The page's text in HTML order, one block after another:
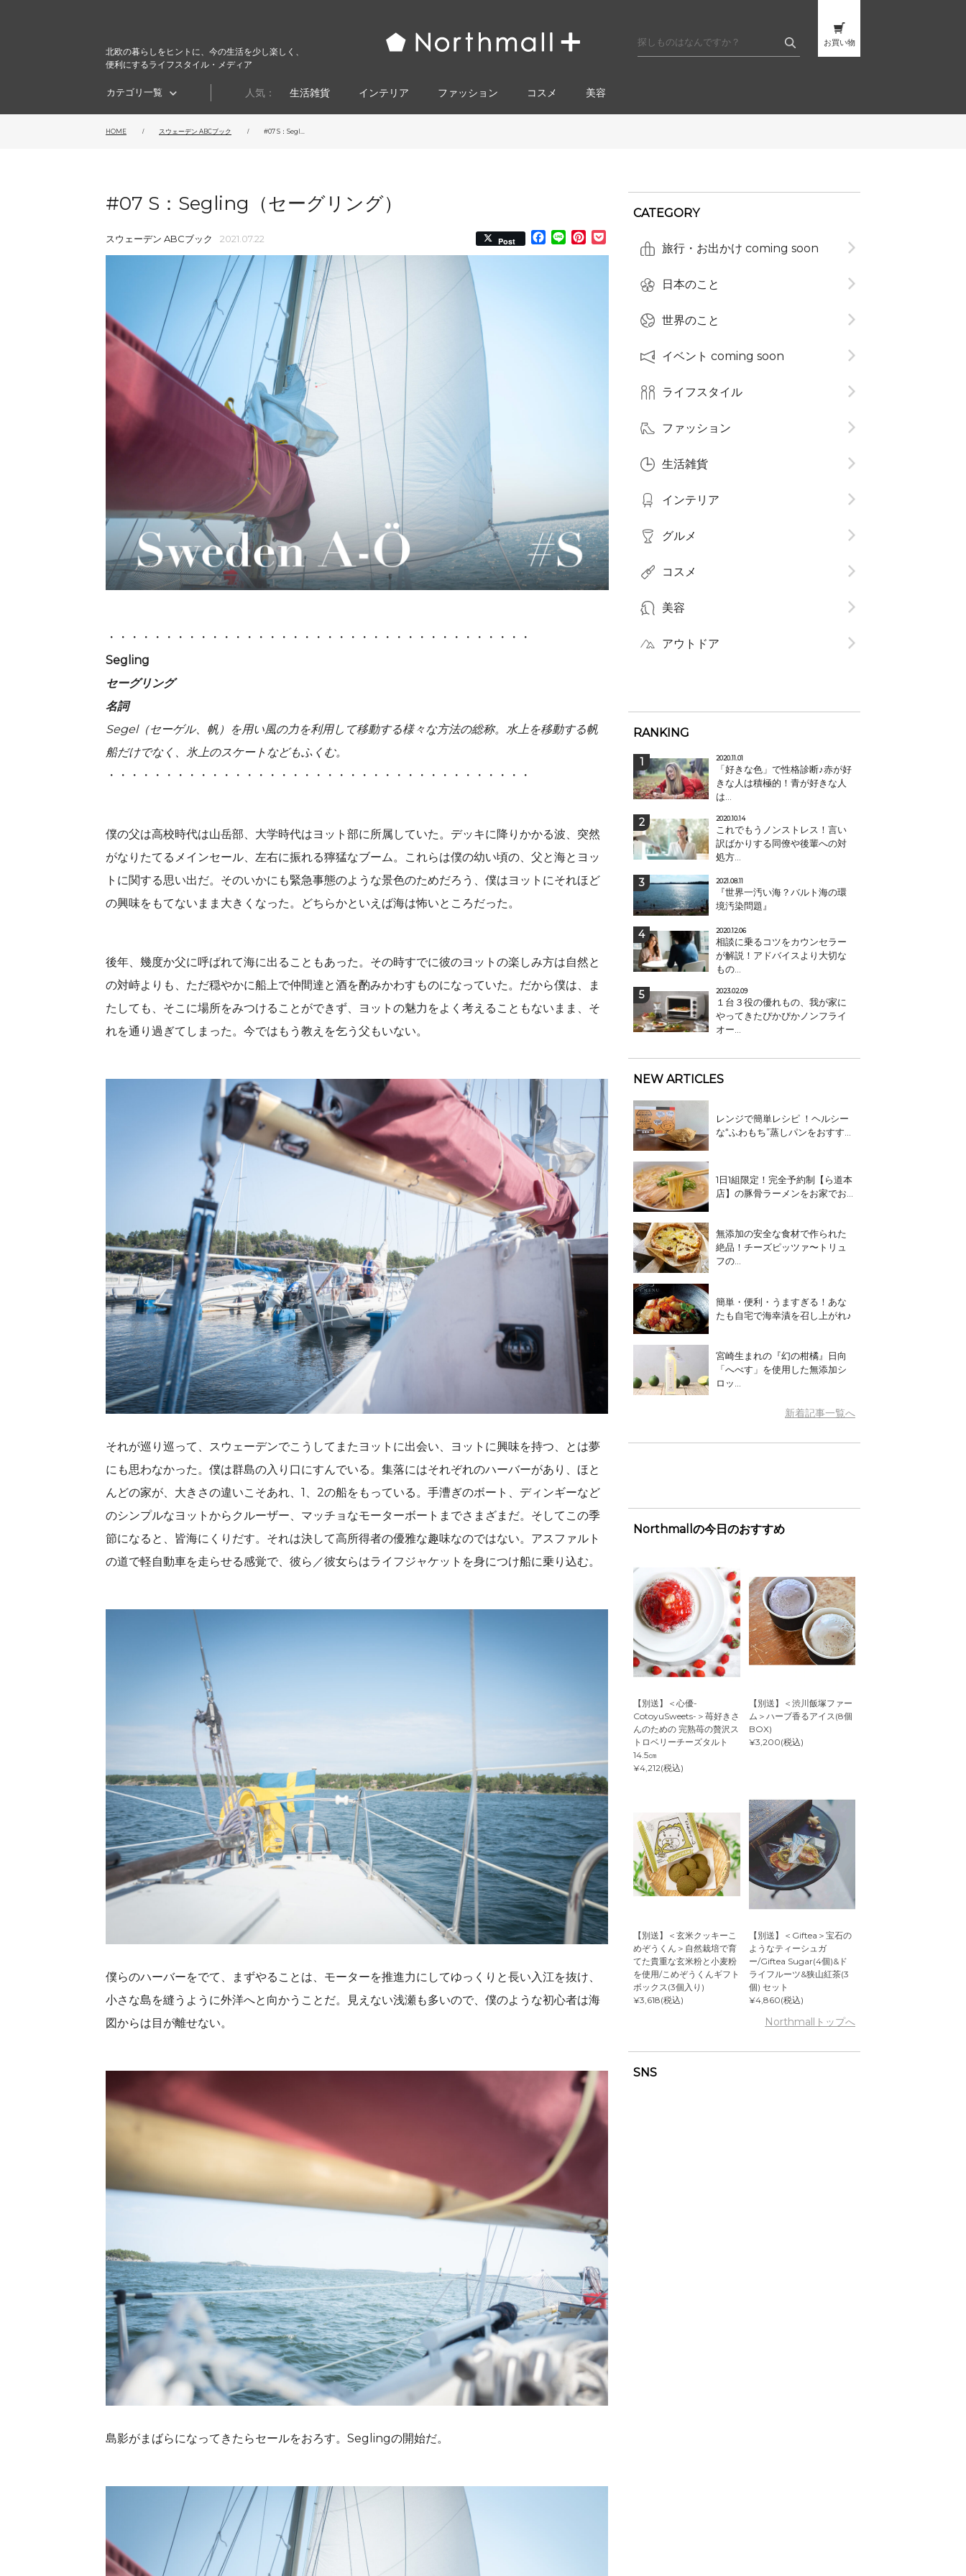
北欧の暮らしをヒントに、今の生活を少し楽しく、
便利にするライフスタイル・メディア
お買い物
カテゴリ一覧 人気： 生活雑貨 インテリア ファッション コスメ​ 美容
HOME スウェーデン ABCブック #07 S：Segl...
#07 S：Segling（セーグリング）
スウェーデン ABCブック 2021.07.22 Post Facebook
Line Pinterest
・・・・・・・・・・・・・・・・・・・・・・・・・・・・・・・・・・・・・
Segling
セーグリング
名詞
Segel（セーゲル、帆）を用い風の力を利用して移動する様々な方法の総称。水上を移動する帆
船だけでなく、氷上のスケートなどもふくむ。
・・・・・・・・・・・・・・・・・・・・・・・・・・・・・・・・・・・・・
僕の父は高校時代は山岳部、大学時代はヨット部に所属していた。デッキに降りかかる波、突然
がなりたてるメインセール、左右に振れる獰猛なブーム。これらは僕の幼い頃の、父と海とヨッ
トに関する思い出だ。そのいかにも緊急事態のような景色のためだろう、僕はヨットにそれほど
の興味をもてないまま大きくなった。どちらかといえば海は怖いところだった。
後年、幾度か父に呼ばれて海に出ることもあった。その時すでに彼のヨットの楽しみ方は自然と
の対峙よりも、ただ穏やかに船上で仲間達と酒を酌みかわすものになっていた。だから僕は、ま
たしても、そこに場所をみつけることができず、ヨットの魅力をよく考えることもないまま、そ
れを通り過ぎてしまった。今ではもう教えを乞う父もいない。
それが巡り巡って、スウェーデンでこうしてまたヨットに出会い、ヨットに興味を持つ、とは夢
にも思わなかった。僕は群島の入り口にすんでいる。集落にはそれぞれのハーバーがあり、ほと
んどの家が、大きさの違いこそあれ、1、2の船をもっている。手漕ぎのボート、ディンギーなど
のシンプルなヨットからクルーザー、マッチョなモーターボートまでさまざまだ。そしてこの季
節になると、皆海にくりだす。それは決して高所得者の優雅な趣味なのではない。アスファルト
の道で軽自動車を走らせる感覚で、彼ら／彼女らはライフジャケットを身につけ船に乗り込む。
僕らのハーバーをでて、まずやることは、モーターを推進力にしてゆっくりと長い入江を抜け、
小さな島を縫うように外洋へと向かうことだ。見えない浅瀬も多いので、僕のような初心者は海
図からは目が離せない。
島影がまばらになってきたらセールをおろす。Seglingの開始だ。
CATEGORY
旅行・お出かけ coming soon
日本のこと
世界のこと
イベント coming soon
ライフスタイル
ファッション
生活雑貨
インテリア
グルメ
コスメ​
美容
アウトドア
RANKING
2020.11.01
「好きな色」で性格診断♪赤が好
きな人は積極的！青が好きな人
は...
2020.10.14
これでもうノンストレス！言い
訳ばかりする同僚や後輩への対
処方...
2021.08.11
『世界一汚い海？バルト海の環
境汚染問題』
2020.12.06
相談に乗るコツをカウンセラー
が解説！アドバイスより大切な
もの...
2023.02.09
１台３役の優れもの、我が家に
やってきたぴかぴかノンフライ
オー...
NEW ARTICLES
レンジで簡単レシピ ！ヘルシー
な“ふわもち”蒸しパンをおすす...
1日1組限定！完全予約制【ら道本
店】の豚骨ラーメンをお家でお...
無添加の安全な食材で作られた
絶品！チーズピッツァ〜トリュ
フの...
簡単・便利・うますぎる！あな
たも自宅で海幸漬を召し上がれ♪
宮崎生まれの『幻の柑橘』日向
「へべす」を使用した無添加シ
ロッ...
新着記事一覧へ
Northmallの今日のおすすめ
【別送】＜心優-
CotoyuSweets-＞苺好きさ
んのための 完熟苺の贅沢ス
トロベリーチーズタルト
14.5㎝
¥4,212(税込)
【別送】＜渋川飯塚ファー
ム＞ハーブ香るアイス(8個
BOX)
¥3,200(税込)
【別送】＜玄米クッキーこ
めぞうくん＞自然栽培で育
てた貴重な玄米粉と小麦粉
を使用/こめぞうくんギフト
ボックス(3個入り)
¥3,618(税込)
【別送】＜Giftea＞宝石の
ようなティーシュガ
ー/Giftea Sugar(4個)&ド
ライフルーツ&狭山紅茶(3
個) セット
¥4,860(税込)
Northmallトップへ
SNS